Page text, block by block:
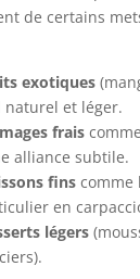
de certains
exotiques
naturel et léger.
frais
alliance subtile.
finscomme
en
légers